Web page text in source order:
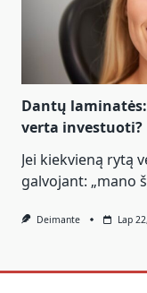
Dantų
verta investuoti?
Jei kiekvieną rytą
galvojant: „mano
Deimante Lap